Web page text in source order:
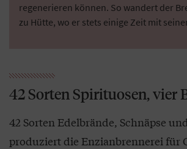
regenerieren können. So wandert der
zu Hütte, wo er stets einige Zeit mit
42 Sorten Spirituosen, vier
42 Sorten Edelbrände, Schnäpse
produziert die Enzianbrennerei für